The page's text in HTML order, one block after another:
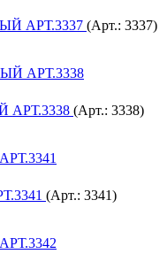
АРТ.3337 (Арт.: 3337)
(Арт.: 3338)
(Арт.: 3341)